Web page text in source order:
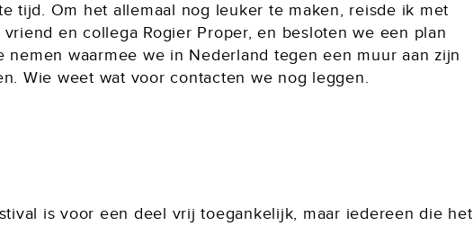
tijd. Om het allemaal nog leuker te maken, reisde ik met
vriend en collega Rogier Proper, en besloten we een plan
nemen waarmee we in Nederland tegen een muur aan zijn
Wie weet wat voor contacten we nog leggen.
is voor een deel vrij toegankelijk, maar iedereen die het